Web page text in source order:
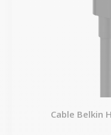
Cable Belkin